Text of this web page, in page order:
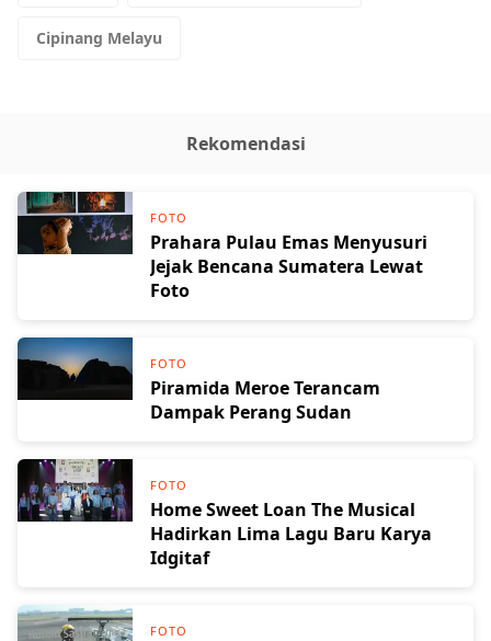
Cipinang Melayu
Rekomendasi
FOTO
Prahara Pulau Emas Menyusuri
Jejak Bencana Sumatera Lewat
Foto
FOTO
Piramida Meroe Terancam
Dampak Perang Sudan
FOTO
Home Sweet Loan The Musical
Hadirkan Lima Lagu Baru Karya
Idgitaf
FOTO